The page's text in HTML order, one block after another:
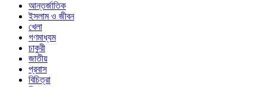
আন্তর্জাতিক
ইসলাম ও জীবন
খেলা
গণমাধ্যম
চাকুরী
জাতীয়
প্রবাস
বিচিত্রা